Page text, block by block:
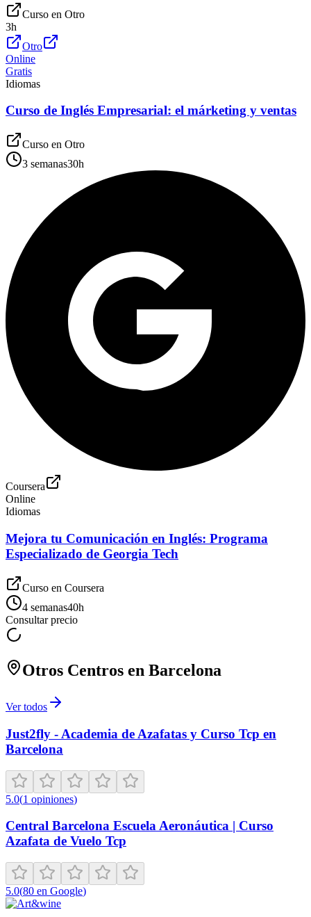
Curso en Otro
3h
Otro
Online
Gratis
Idiomas
Curso de Inglés Empresarial: el márketing y ventas
Curso en Otro
3 semanas30h
Coursera
Online
Idiomas
Mejora tu Comunicación en Inglés: Programa
Especializado de Georgia Tech
Curso en Coursera
4 semanas40h
Consultar precio
Otros Centros en Barcelona
Ver todos
Just2fly - Academia de Azafatas y Curso Tcp en
Barcelona
5.0(1 opiniones)
Central Barcelona Escuela Aeronáutica | Curso
Azafata de Vuelo Tcp
5.0(80 en Google)